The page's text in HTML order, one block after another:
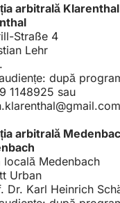
arbitrală
Straße 4
Lehr
după
1148925 sau
gmail com
arbitrală
locală Medenbach
Urban
Dr. Karl Heinrich